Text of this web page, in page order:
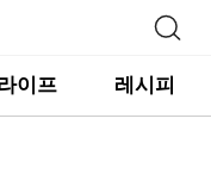
이프 레시피